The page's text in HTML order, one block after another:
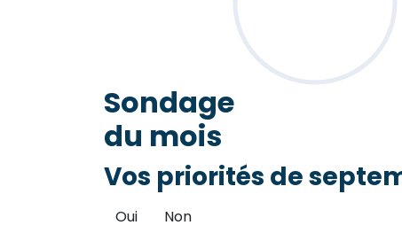
Sondage
du mois
Vos priorités de
Oui Non